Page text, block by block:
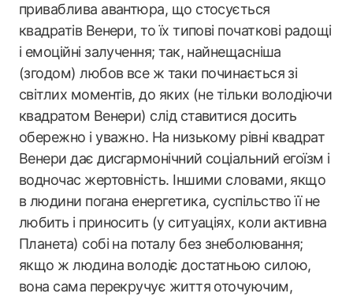
приваблива авантюра, що стосується
квадратів Венери, то їх типові початкові радощі
і емоційні залучення; так, найнещасніша
(згодом) любов все ж таки починається зі
світлих моментів, до яких (не тільки володіючи
квадратом Венери) слід ставитися досить
обережно і уважно. На низькому рівні квадрат
Венери дає дисгармонічний соціальний егоїзм і
водночас жертовність. Іншими словами, якщо
в людини погана енергетика, суспільство її не
любить і приносить (у ситуаціях, коли активна
Планета) собі на поталу без знеболювання;
якщо ж людина володіє достатньою силою,
вона сама перекручує життя оточуючим,